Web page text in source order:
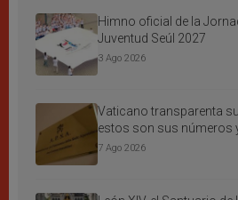
Himno oficial de la
Juventud Seúl 2027
3 Ago 2026
Vaticano transparenta
estos son sus números
7 Ago 2026